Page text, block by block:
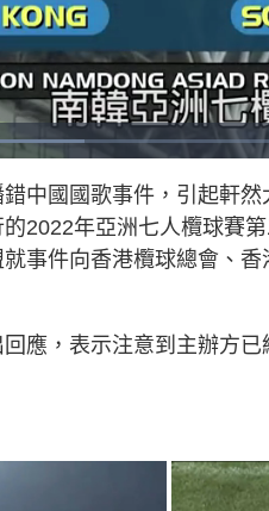
中國國歌事件，引起軒
2022年亞洲七人欖球賽
事件向香港欖球總會、
應，表示注意到主辦方